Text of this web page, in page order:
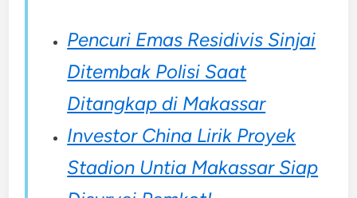
Pencuri Emas Residivis Sinjai
Ditembak Polisi Saat
Ditangkap di Makassar
Investor China Lirik Proyek
Stadion Untia Makassar Siap